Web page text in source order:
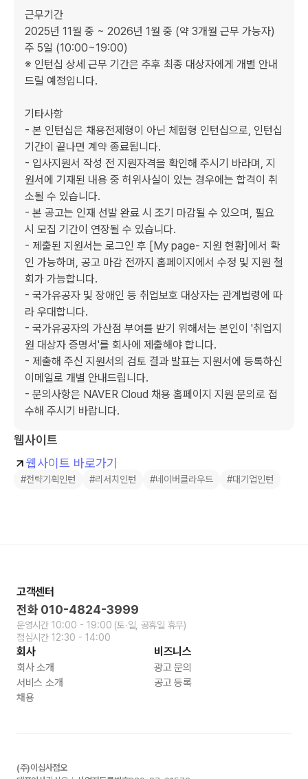
근무기간
2025년 11월 중 ~ 2026년 1월 중 (약 3개월 근무 가능자)
주 5일 (10:00~19:00)
※ 인턴십 상세 근무 기간은 추후 최종 대상자에게 개별 안내
드릴 예정입니다.
기타사항
- 본 인턴십은 채용전제형이 아닌 체험형 인턴십으로, 인턴십
기간이 끝나면 계약 종료됩니다.
- 입사지원서 작성 전 지원자격을 확인해 주시기 바라며, 지
원서에 기재된 내용 중 허위사실이 있는 경우에는 합격이 취
소될 수 있습니다.
- 본 공고는 인재 선발 완료 시 조기 마감될 수 있으며, 필요
시 모집 기간이 연장될 수 있습니다.
- 제출된 지원서는 로그인 후 [My page- 지원 현황]에서 확
인 가능하며, 공고 마감 전까지 홈페이지에서 수정 및 지원 철
회가 가능합니다.
- 국가유공자 및 장애인 등 취업보호 대상자는 관계법령에 따
라 우대합니다.
- 국가유공자의 가산점 부여를 받기 위해서는 본인이 '취업지
원 대상자 증명서'를 회사에 제출해야 합니다.
- 제출해 주신 지원서의 검토 결과 발표는 지원서에 등록하신
이메일로 개별 안내드립니다.
- 문의사항은 NAVER Cloud 채용 홈페이지 지원 문의로 접
수해 주시기 바랍니다.
웹사이트
웹사이트 바로가기
#전략기획인턴 #리서치인턴 #네이버클라우드 #대기업인턴
고객센터
전화 010-4824-3999
운영시간 10:00 - 19:00 (토∙일, 공휴일 휴무)
점심시간 12:30 - 14:00
회사
회사 소개
서비스 소개
채용
비즈니스
광고 문의
공고 등록
(주)이십사점오